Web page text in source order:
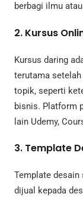
berbagi ilmu
2. Kursus
Kursus daring
terutama
topik, seperti
bisnis. Platform
lain Udemy,
3. Template
Template desain
dijual kepada